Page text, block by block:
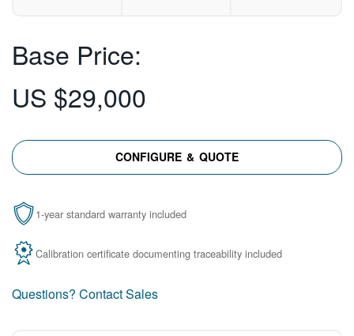
Base Price:
US $29,000
CONFIGURE & QUOTE
1-year standard warranty included
Calibration certificate documenting traceability included
Questions? Contact Sales